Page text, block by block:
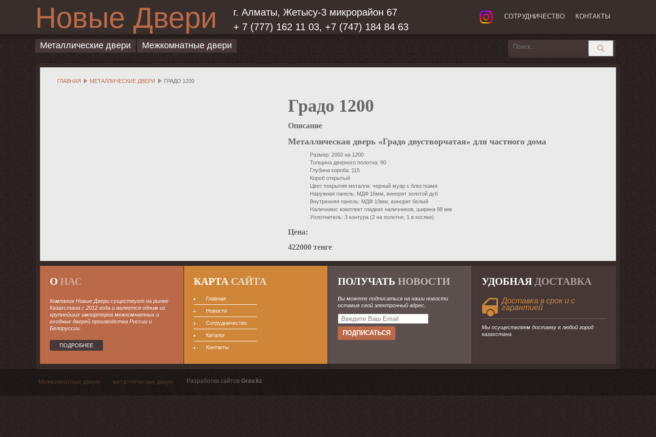
Новые Двери
г. Алматы, Жетысу-3 микрорайон 67
+ 7 (777) 162 11 03, +7 (747) 184 84 63
СОТРУДНИЧЕСТВО КОНТАКТЫ
Металлические двери Межкомнатные двери
ГЛАВНАЯ МЕТАЛЛИЧЕСКИЕ ДВЕРИ ГРАДО 1200
Градо 1200
Описание
Металлическая дверь «Градо двустворчатая» для частного дома
Размер: 2050 на 1200
Толщина дверного полотна: 90
Глубина короба: 115
Короб открытый
Цвет покрытия металла: черный муар с блестками
Наружная панель: МДФ 16мм, винорит золотой дуб
Внутренняя панель: МДФ 10мм, винорит белый
Наличники: комплект гладких наличников, ширина 98 мм
Уплотнитель: 3 контура (2 на полотне, 1 в косяке)
Цена:
422000 тенге
О НАС
Компания Новые Двери существует на рынке
Казахстана с 2012 года и является одним из
крупнейших импортеров межкомнатных и
входных дверей производства России и
Белоруссии.
ПОДРОБНЕЕ
КАРТА САЙТА
Главная
Новости
Сотрудничество
Каталог
Контакты
ПОЛУЧАТЬ НОВОСТИ
Вы можете подписаться на наши новости
оставив свой электронный адрес.
УДОБНАЯ ДОСТАВКА
Доставка в срок и с
гарантией
Мы осуществляем доставку в любой город
казахстана
Межкомнатные двери металлические двери Разработка сайтов Grav.kz